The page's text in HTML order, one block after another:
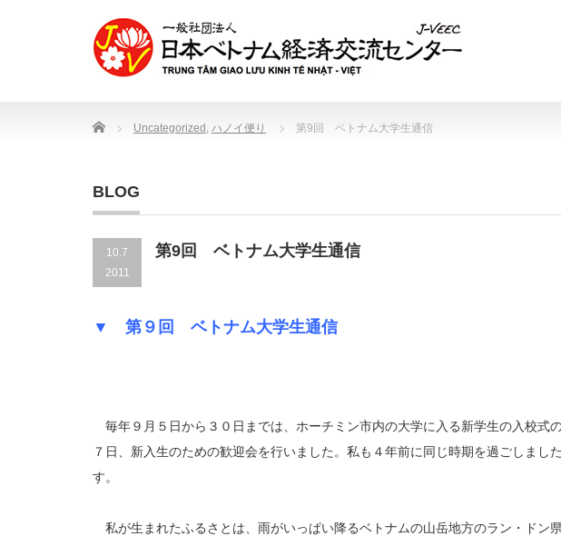
Home Uncategorized , ハノイ便り 第9回 ベトナム大学生通信
BLOG
10.7
2011
第9回 ベトナム大学生通信
▼ 第９回 ベトナム大学生通信
毎年９月５日から３０日までは、ホーチミン市内の大学に入る新学生の入校式
７日、新入生のための歓迎会を行いました。私も４年前に同じ時期を過ごしまし
す。
私が生まれたふるさとは、雨がいっぱい降るベトナムの山岳地方のラン・ドン